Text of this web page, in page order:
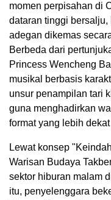
momen perpisahan di
dataran tinggi
adegan dikemas
Berbeda dari
Princess Wencheng
musikal berbasis
unsur penampilan tari
guna menghadirkan
format yang lebih
Lewat konsep
Warisan Budaya
sektor hiburan malam
itu, penyelenggara